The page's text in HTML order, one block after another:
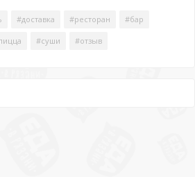
#доставка #ресторан #бар
#суши #отзыв